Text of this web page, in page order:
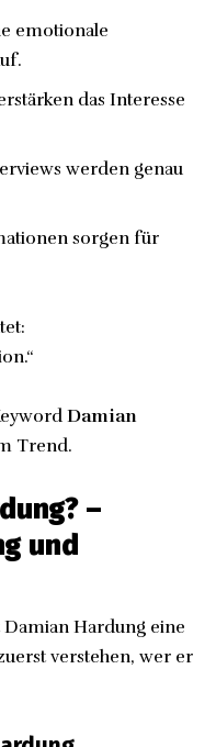
emotionale
das Interesse
werden genau
sorgen für
Damian
Trend.
–
und
Hardung eine
verstehen, wer er